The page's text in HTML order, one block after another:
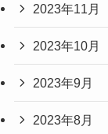
2023年11月
2023年10月
2023年9月
2023年8月